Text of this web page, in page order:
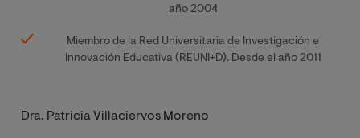
año 2004
Miembro de la Red Universitaria de Investigación e
Innovación Educativa (REUNI+D). Desde el año 2011
Dra. Patricia Villaciervos Moreno